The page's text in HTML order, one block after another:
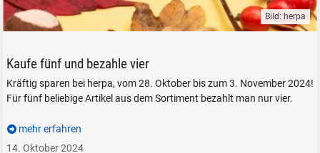
Bild: herpa
Kaufe fünf und bezahle vier
Kräftig sparen bei herpa, vom 28. Oktober bis zum 3. November 2024!
Für fünf beliebige Artikel aus dem Sortiment bezahlt man nur vier.
mehr erfahren
14. Oktober 2024